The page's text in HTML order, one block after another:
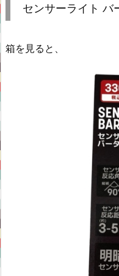
センサーライト バ
箱を見ると、